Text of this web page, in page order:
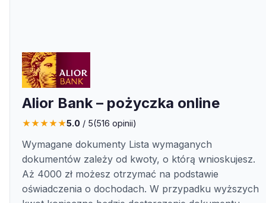
Alior Bank – pożyczka online
★★★★★5.0 / 5(516 opinii)
Wymagane dokumenty Lista wymaganych
dokumentów zależy od kwoty, o którą wnioskujesz.
Aż 4000 zł możesz otrzymać na podstawie
oświadczenia o dochodach. W przypadku wyższych